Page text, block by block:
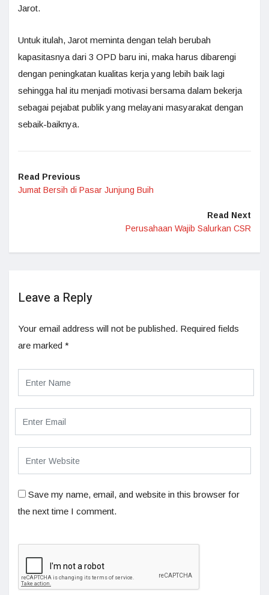
Jarot.
Untuk itulah, Jarot meminta dengan telah berubah
kapasitasnya dari 3 OPD baru ini, maka harus dibarengi
dengan peningkatan kualitas kerja yang lebih baik lagi
sehingga hal itu menjadi motivasi bersama dalam bekerja
sebagai pejabat publik yang melayani masyarakat dengan
sebaik-baiknya.
Read Previous
Jumat Bersih di Pasar Junjung Buih
Read Next
Perusahaan Wajib Salurkan CSR
Leave a Reply
Your email address will not be published. Required fields
are marked *
Save my name, email, and website in this browser for
the next time I comment.